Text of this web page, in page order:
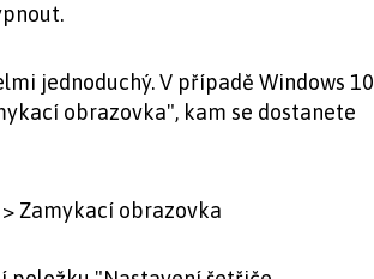
jednoduchý. V případě Windows 10
obrazovka", kam se dostanete
Zamykací obrazovka